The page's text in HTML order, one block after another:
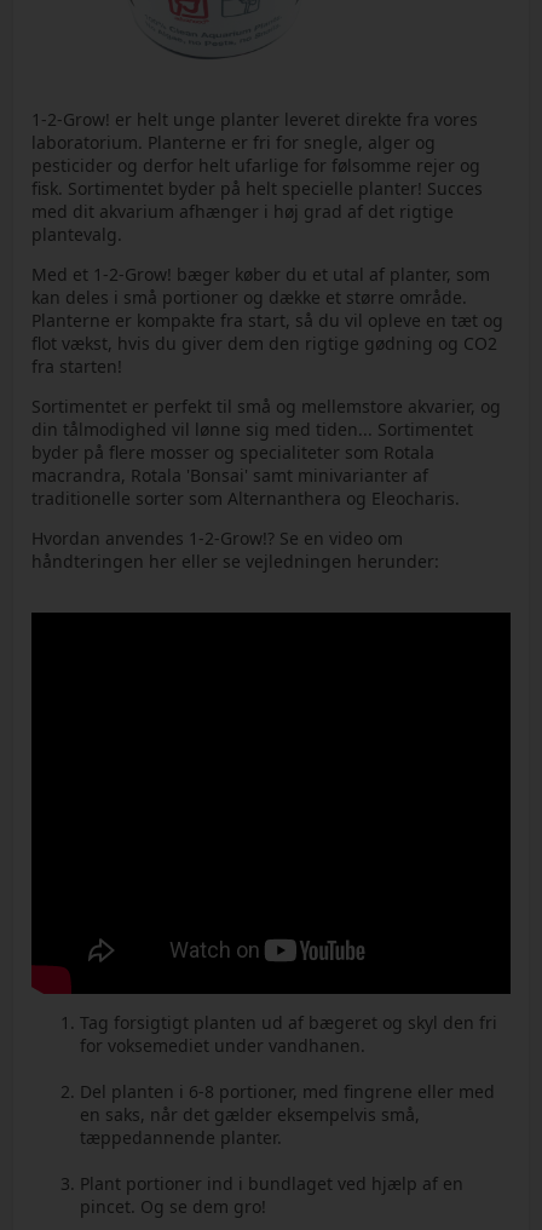
1-2-Grow! er helt unge planter leveret direkte fra vores
laboratorium. Planterne er fri for snegle, alger og
pesticider og derfor helt ufarlige for følsomme rejer og
fisk. Sortimentet byder på helt specielle planter! Succes
med dit akvarium afhænger i høj grad af det rigtige
plantevalg.
Med et 1-2-Grow! bæger køber du et utal af planter, som
kan deles i små portioner og dække et større område.
Planterne er kompakte fra start, så du vil opleve en tæt og
flot vækst, hvis du giver dem den rigtige gødning og CO2
fra starten!
Sortimentet er perfekt til små og mellemstore akvarier, og
din tålmodighed vil lønne sig med tiden... Sortimentet
byder på flere mosser og specialiteter som Rotala
macrandra, Rotala 'Bonsai' samt minivarianter af
traditionelle sorter som Alternanthera og Eleocharis.
Hvordan anvendes 1-2-Grow!? Se en video om
håndteringen her eller se vejledningen herunder:
Tag forsigtigt planten ud af bægeret og skyl den fri
for voksemediet under vandhanen.
Del planten i 6-8 portioner, med fingrene eller med
en saks, når det gælder eksempelvis små,
tæppedannende planter.
Plant portioner ind i bundlaget ved hjælp af en
pincet. Og se dem gro!